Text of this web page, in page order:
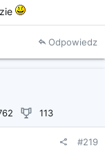
Odpowiedz
113
#219